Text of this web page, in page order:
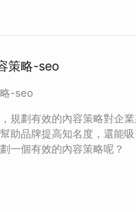
策略-seo
-seo
規劃有效的內容策略對企
助品牌提高知名度，還能吸
一個有效的內容策略呢？